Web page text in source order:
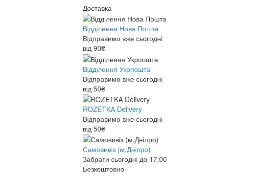
Доставка
Відділення Нова Пошта
Відправимо вже сьогодні
від 90₴
Відділення Укрпошта
Відправимо вже сьогодні
від 50₴
ROZETKA Delivery
Відправимо вже сьогодні
від 50₴
Самовивіз (м.Дніпро)
Забрати сьогодні до 17:00
Безкоштовно